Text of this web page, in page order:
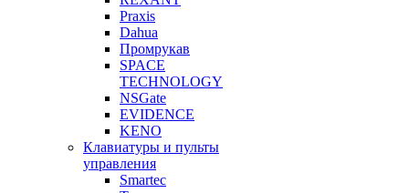
Praxis
Dahua
Промрукав
SPACE
TECHNOLOGY
NSGate
EVIDENCE
KENO
Клавиатуры и пульты
управления
Smartec